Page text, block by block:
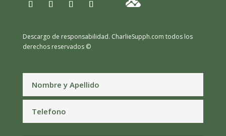
Descargo de responsabilidad. CharlieSupph.com todos los
derechos reservados ©